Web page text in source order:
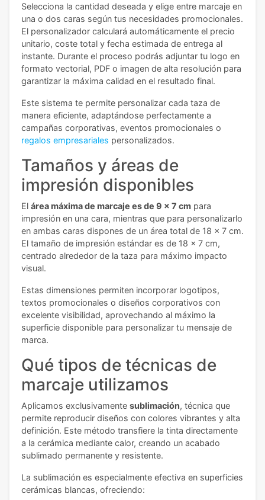
Selecciona la cantidad deseada y elige entre marcaje en
una o dos caras según tus necesidades promocionales.
El personalizador calculará automáticamente el precio
unitario, coste total y fecha estimada de entrega al
instante. Durante el proceso podrás adjuntar tu logo en
formato vectorial, PDF o imagen de alta resolución para
garantizar la máxima calidad en el resultado final.
Este sistema te permite personalizar cada taza de
manera eficiente, adaptándose perfectamente a
campañas corporativas, eventos promocionales o
regalos empresariales personalizados.
Tamaños y áreas de
impresión disponibles
El área máxima de marcaje es de 9 x 7 cm para
impresión en una cara, mientras que para personalizarlo
en ambas caras dispones de un área total de 18 x 7 cm.
El tamaño de impresión estándar es de 18 x 7 cm,
centrado alrededor de la taza para máximo impacto
visual.
Estas dimensiones permiten incorporar logotipos,
textos promocionales o diseños corporativos con
excelente visibilidad, aprovechando al máximo la
superficie disponible para personalizar tu mensaje de
marca.
Qué tipos de técnicas de
marcaje utilizamos
Aplicamos exclusivamente sublimación, técnica que
permite reproducir diseños con colores vibrantes y alta
definición. Este método transfiere la tinta directamente
a la cerámica mediante calor, creando un acabado
sublimado permanente y resistente.
La sublimación es especialmente efectiva en superficies
cerámicas blancas, ofreciendo: